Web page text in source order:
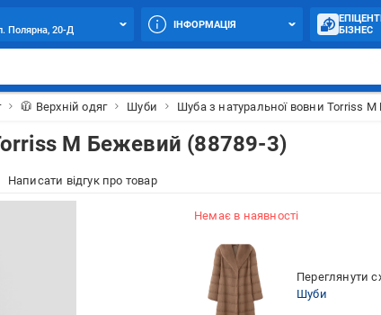
Полярна, 20-Д
ІНФОРМАЦІЯ
БІЗНЕС
🧥 Верхній одяг Шуби Шуба з натуральної вовни Torriss
M Бежевий (88789-3)
Написати відгук про товар
Немає в наявності
Переглянути
Шуби